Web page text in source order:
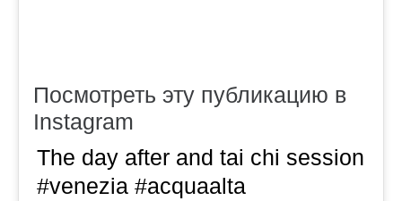
Посмотреть эту публикацию в
Instagram
The day after and tai chi session
#venezia #acquaalta